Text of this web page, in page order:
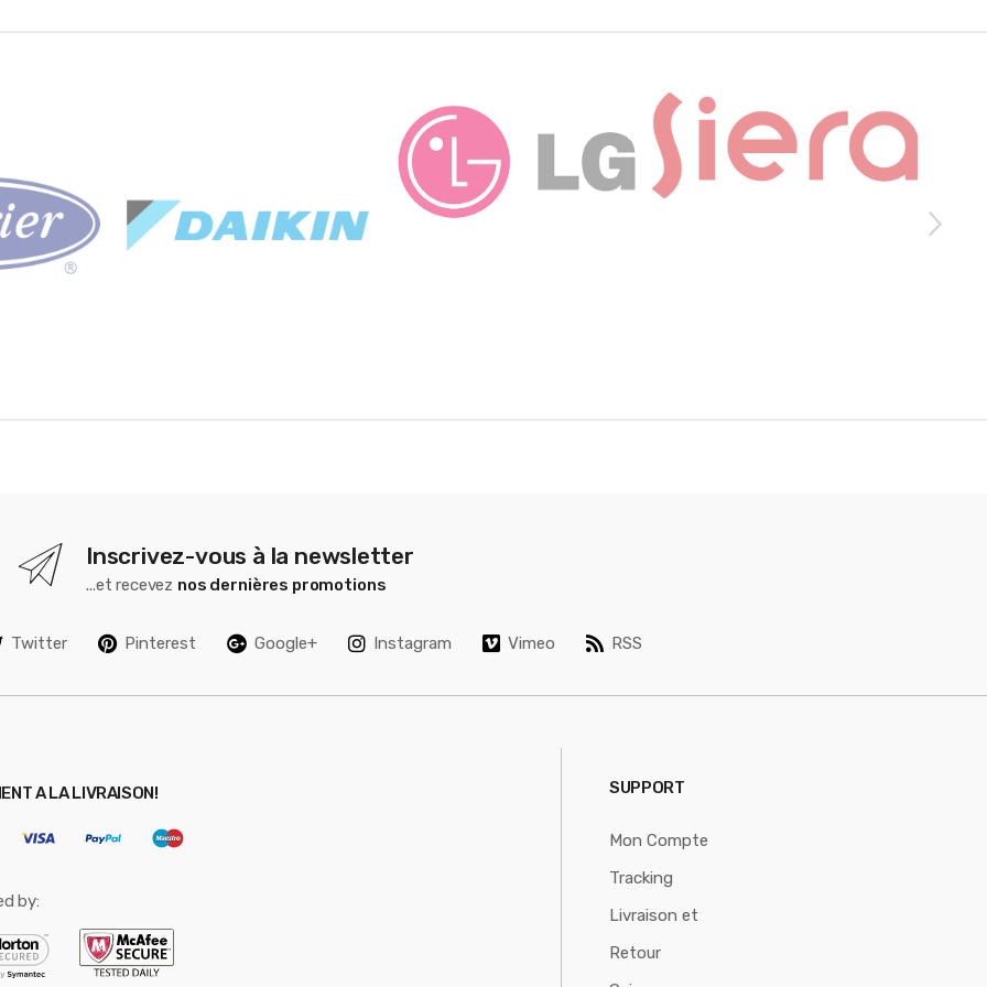
Inscrivez-vous à la newsletter
...et recevez nos dernières promotions
Twitter Pinterest Google+ Instagram Vimeo RSS
A LA LIVRAISON!
by:
SUPPORT
Mon Compte
Tracking
Livraison et
Retour